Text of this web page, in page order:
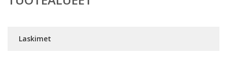
Laskimet